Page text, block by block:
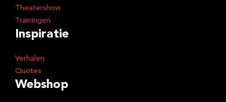
Theatershow
Trainingen
Inspiratie
Verhalen
Quotes
Webshop